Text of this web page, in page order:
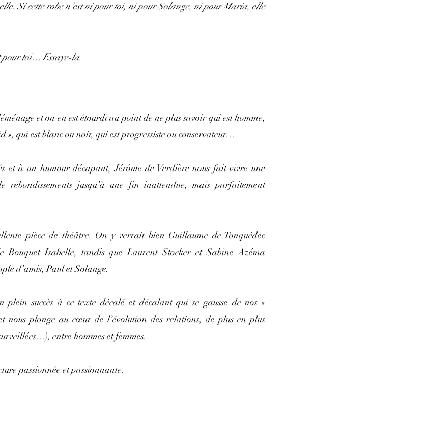
Si cette robe n’est ni pour toi, ni pour Solange, ni pour Maria, elle
pour toi… Essaye-la.
et on en est étourdi au point de ne plus savoir qui est homme,
», qui est blanc ou noir, qui est progressiste ou conservateur…
et à un humour décapant, Jérôme de Verdière nous fait vivre une
rebondissements jusqu’à une fin inattendue, mais parfaitement
pièce de théâtre. On y verrait bien Guillaume de Tonquédec
Bouquet Isabelle, tandis que Laurent Stocker et Sabine Azéma
d’amis, Paul et Solange.
plein succès à ce texte décalé et décalant qui se gausse de nos «
nous plonge au cœur de l’évolution des relations, de plus en plus
entre hommes et femmes.
passionnée et passionnante.